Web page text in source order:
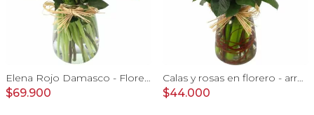
Elena Rojo Damasco - Florero con rosas rojo y tulipanes damasco
$69.900
Calas y rosas en florero - arreglo calas y rosas rojo
$44.000